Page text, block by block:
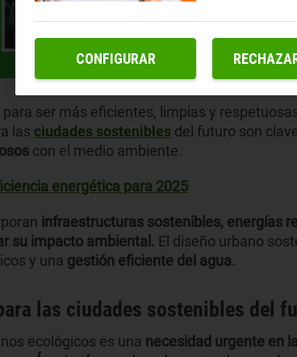
para ser más eficientes, limpias y
las ciudades sostenibles del futuro son
con el medio ambiente.
energética para 2025
infraestructuras sostenibles, energías
su impacto ambiental. El diseño urbano
y una gestión eficiente del agua.
las ciudades sostenibles del
ecológicos es una necesidad urgente en
CONFIGURAR